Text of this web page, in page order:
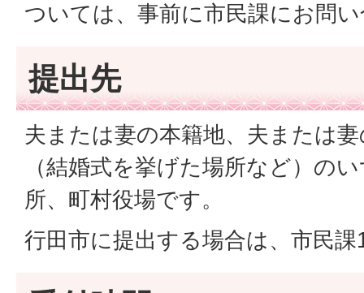
ついては、事前に市民課にお問
提出先
夫または妻の本籍地、夫または
（結婚式を挙げた場所など）の
所、町村役場です。
行田市に提出する場合は、市民課